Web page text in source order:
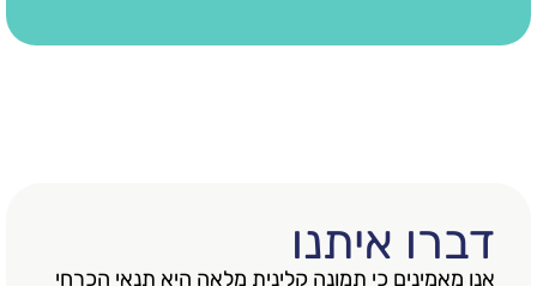
איתנו
כי תמונה קלינית מלאה היא תנאי הכרחי